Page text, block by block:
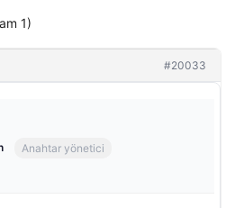
1)
#20033
Anahtar yönetici